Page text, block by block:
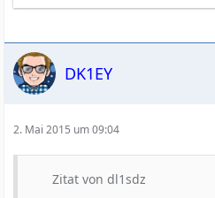
DK1EY
2. Mai 2015 um 09:04
Zitat von dl1sdz